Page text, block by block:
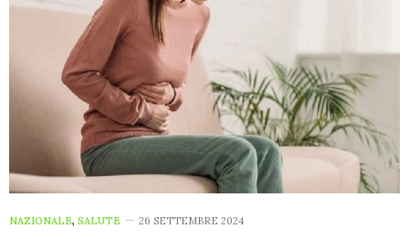
NAZIONALE, SALUTE 26 SETTEMBRE 2024